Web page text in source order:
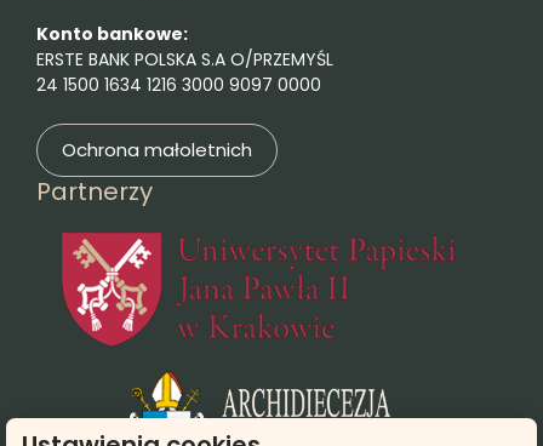
Konto bankowe:
ERSTE BANK POLSKA S.A O/PRZEMYŚL
24 1500 1634 1216 3000 9097 0000
Ochrona małoletnich
Partnerzy